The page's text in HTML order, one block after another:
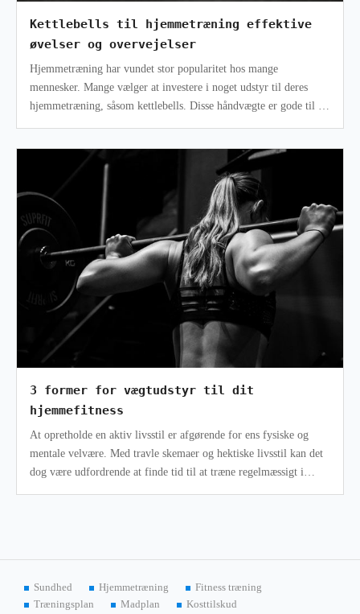
Kettlebells til hjemmetræning effektive
øvelser og overvejelser
Hjemmetræning har vundet stor popularitet hos mange
mennesker. Mange vælger at investere i noget udstyr til deres
hjemmetræning, såsom kettlebells. Disse håndvægte er gode til at
3 former for vægtudstyr til dit
hjemmefitness
At opretholde en aktiv livsstil er afgørende for ens fysiske og
mentale velvære. Med travle skemaer og hektiske livsstil kan det
dog være udfordrende at finde tid til at træne regelmæssigt i
Sundhed Hjemmetræning
Fitness træning
Træningsplan
Madplan Kosttilskud